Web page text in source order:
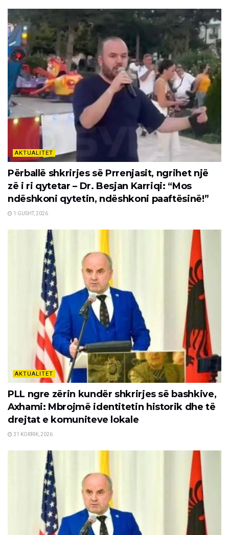
AKTUALITET
Përballë shkrirjes së Prrenjasit, ngrihet një
zë i ri qytetar – Dr. Besjan Karriqi: “Mos
ndëshkoni qytetin, ndëshkoni paaftësinë!”
1 GUSHT, 2026
AKTUALITET
PLL ngre zërin kundër shkrirjes së bashkive,
Axhami: Mbrojmë identitetin historik dhe të
drejtat e komuniteve lokale
31 KORRIK, 2026